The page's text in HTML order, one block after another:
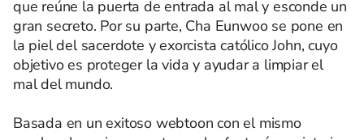
que reúne la puerta de entrada al mal y esconde un
gran secreto. Por su parte, Cha Eunwoo se pone en
la piel del sacerdote y exorcista católico John, cuyo
objetivo es proteger la vida y ayudar a limpiar el
mal del mundo.
Basada en un exitoso webtoon con el mismo